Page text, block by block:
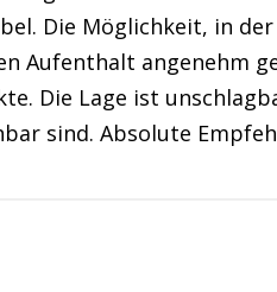
Die Möglichkeit, in der
Aufenthalt angenehm
Die Lage ist
sind. Absolute